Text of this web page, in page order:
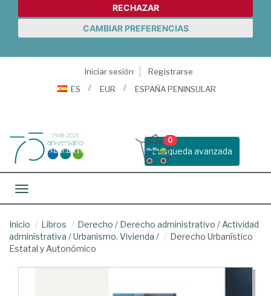
RECHAZAR
CAMBIAR PREFERENCIAS
Iniciar sesión
Registrarse
ES
EUR ESPAÑA PENINSULAR
Busqueda avanzada
0
Toggle navigation
Inicio Libros Derecho / Derecho administrativo / Actividad
administrativa /Urbanismo. Vivienda /
Derecho Urbanístico
Estatal y Autonómico